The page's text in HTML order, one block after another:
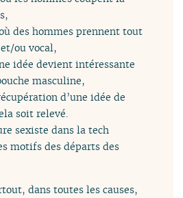
des hommes prennent tout
ou vocal,
idée devient intéressante
masculine,
d’une idée de
soit relevé.
sexiste dans la tech
motifs des départs des
dans toutes les causes,